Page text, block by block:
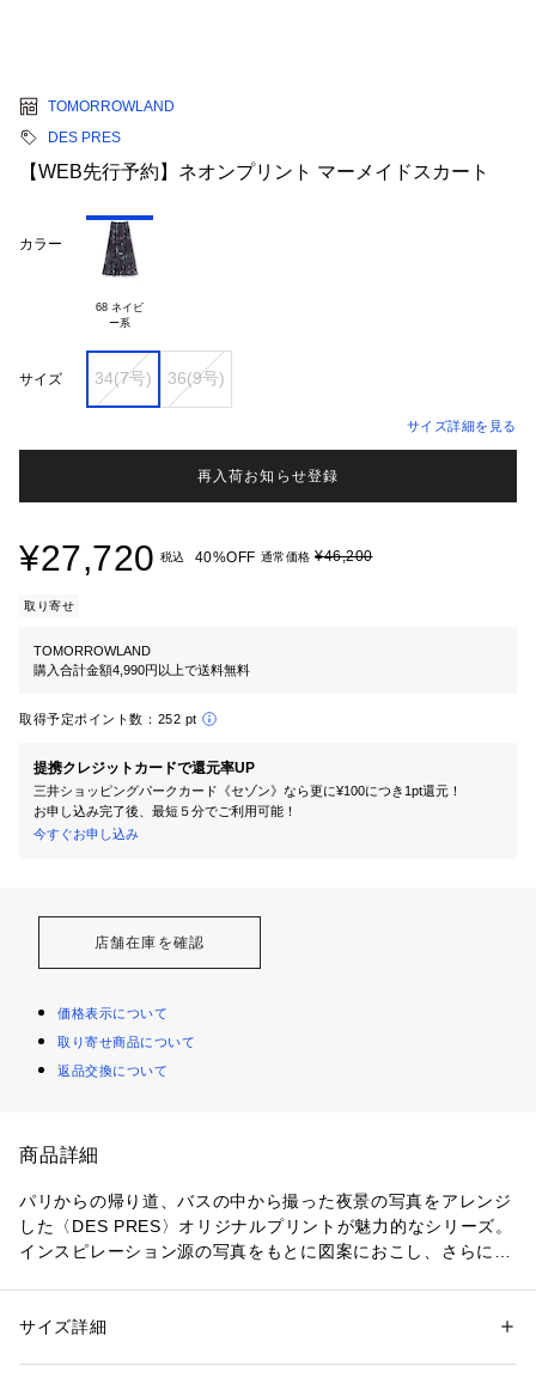
TOMORROWLAND
DES PRES
【WEB先行予約】ネオンプリント マーメイドスカート
カラー
68 ネイビ
サイズ 34(7号) 36(9号)
サイズ詳細を見る
再入荷お知らせ登録
¥27,720 税込 40%OFF 通常価格 ¥46,200
取り寄せ
TOMORROWLAND
購入合計金額4,990円以上で送料無料
取得予定ポイント数： 252 pt
提携クレジットカードで還元率UP
三井ショッピングパークカード《セゾン》なら更に¥100につき1pt還元！
お申し込み完了後、最短５分でご利用可能！
今すぐお申し込み
店舗在庫を確認
価格表示について
取り寄せ商品について
返品交換について
商品詳細
パリからの帰り道、バスの中から撮った夜景の写真をアレンジ
した〈DES PRES〉オリジナルプリントが魅力的なシリーズ。
インスピレーション源の写真をもとに図案におこし、さらにAI
ーメイドシルエットのスカート。
性別：レディース
素材：表地：トリアセテート85%　ポリエステル15%　裏地：ポリエステ
サイズ詳細